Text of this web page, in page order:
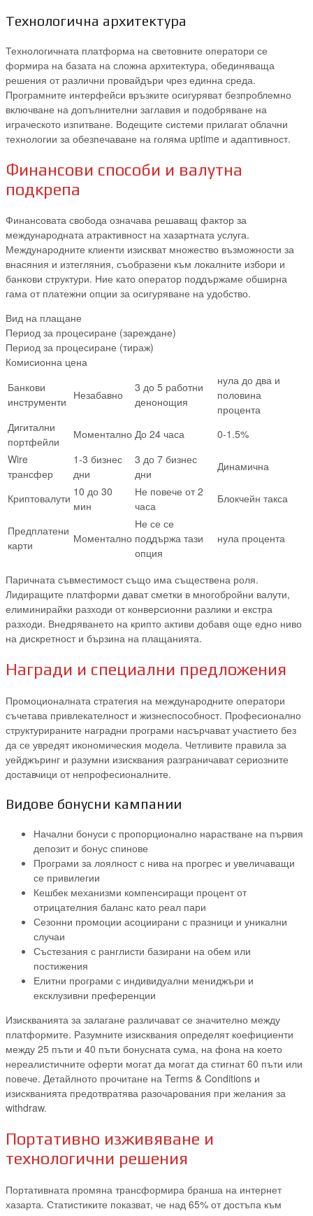
Технологична архитектура
Технологичната платформа на световните оператори се
формира на базата на сложна архитектура, обединяваща
решения от различни провайдъри чрез единна среда.
Програмните интерфейси връзките осигуряват безпроблемно
включване на допълнителни заглавия и подобряване на
играческото изпитване. Водещите системи прилагат облачни
технологии за обезпечаване на голяма uptime и адаптивност.
Финансови способи и валутна
подкрепа
Финансовата свобода означава решаващ фактор за
международната атрактивност на хазартната услуга.
Международните клиенти изискват множество възможности за
внасяния и изтегляния, съобразени към локалните избори и
банкови структури. Ние като оператор поддържаме обширна
гама от платежни опции за осигуряване на удобство.
Вид на плащане
Период за процесиране (зареждане)
Период за процесиране (тираж)
Комисионна цена
Банкови
инструменти Незабавно
3 до 5 работни
денонощия
нула до два и
половина
процента
Дигитални
портфейли
Моментално До 24 часа
0-1.5%
Wire
трансфер
1-3 бизнес
дни
3 до 7 бизнес
дни
Динамична
Криптовалути 10 до 30
мин
Не повече от 2
часа
Блокчейн такса
Предплатени
карти
Моментално
Не се се
поддържа тази
опция
нула процента
Паричната съвместимост също има съществена роля.
Лидиращите платформи дават сметки в многобройни валути,
елиминирайки разходи от конверсионни разлики и екстра
разходи. Внедряването на крипто активи добавя още едно ниво
на дискретност и бързина на плащанията.
Награди и специални предложения
Промоционалната стратегия на международните оператори
съчетава привлекателност и жизнеспособност. Професионално
структурираните наградни програми насърчават участието без
да се увредят икономическия модела. Четливите правила за
уейджъринг и разумни изисквания разграничават сериозните
доставчици от непрофесионалните.
Видове бонусни кампании
Начални бонуси с пропорционално нарастване на първия
депозит и бонус спинове
Програми за лоялност с нива на прогрес и увеличаващи
се привилегии
Кешбек механизми компенсиращи процент от
отрицателния баланс като реал пари
Сезонни промоции асоциирани с празници и уникални
случаи
Състезания с ранглисти базирани на обем или
постижения
Елитни програми с индивидуални мениджъри и
ексклузивни преференции
Изискванията за залагане различават се значително между
платформите. Разумните изисквания определят коефициенти
между 25 пъти и 40 пъти бонусната сума, на фона на което
нереалистичните оферти могат да могат да стигнат 60 пъти или
повече. Детайлното прочитане на Terms & Conditions и
изискванията предотвратява разочарования при желания за
withdraw.
Портативно изживяване и
технологични решения
Портативната промяна трансформира бранша на интернет
хазарта. Статистиките показват, че над 65% от достъпа към